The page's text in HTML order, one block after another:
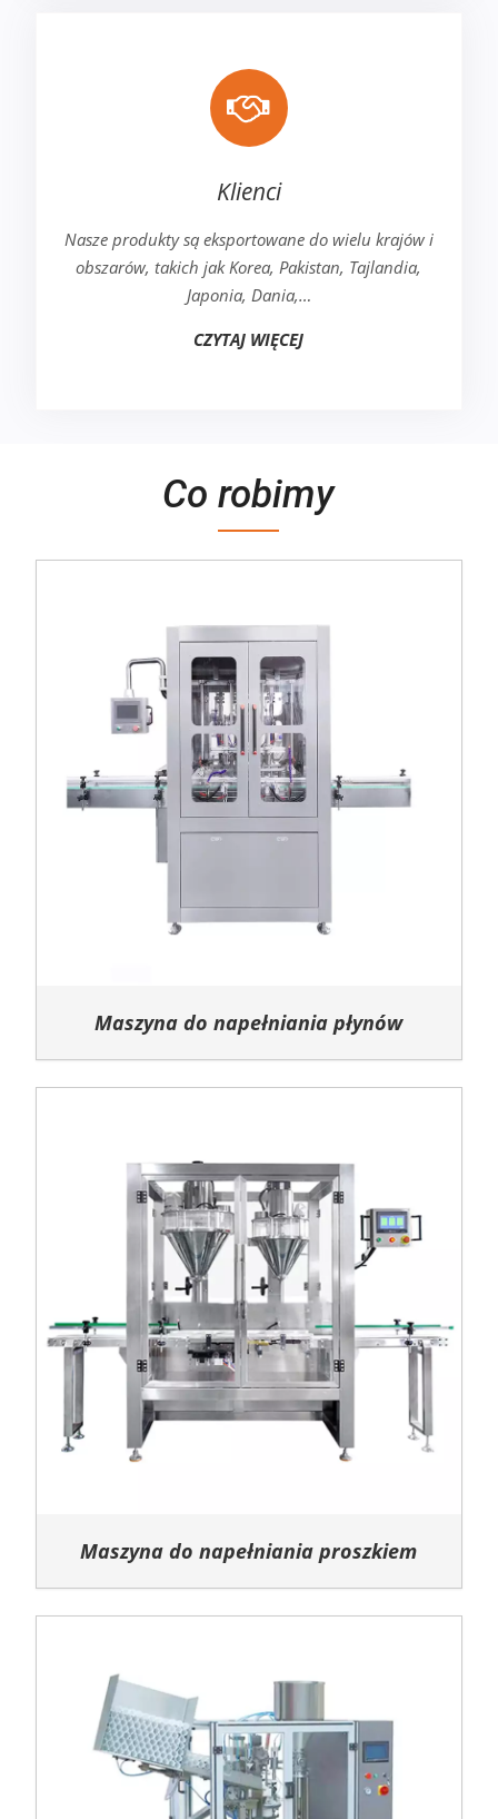
Klienci
Nasze produkty są eksportowane do wielu krajów i
obszarów, takich jak Korea, Pakistan, Tajlandia,
Japonia, Dania,…
CZYTAJ WIĘCEJ
Co robimy
Maszyna do napełniania płynów
Maszyna do napełniania proszkiem